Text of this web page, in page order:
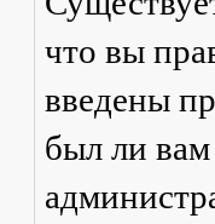
что вы
введены
был ли